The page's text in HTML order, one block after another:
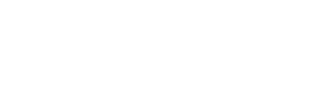
通知します。
ムロン制御